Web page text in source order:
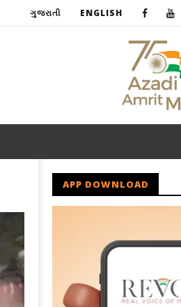
ગુજરાતી ENGLISH
APP DOWNLOAD